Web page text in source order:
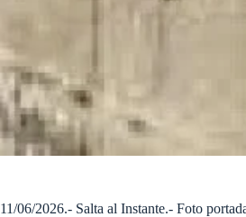
11/06/2026.- Salta al Instante.- Foto